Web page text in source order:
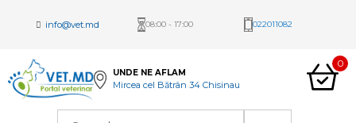
info@vet.md 08:00 - 17:00 022011082
UNDE NE AFLAM
Mircea cel Bătrân 34 Chisinau
0